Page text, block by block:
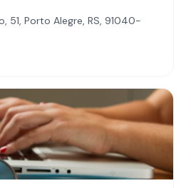
51, Porto Alegre, RS, 91040-